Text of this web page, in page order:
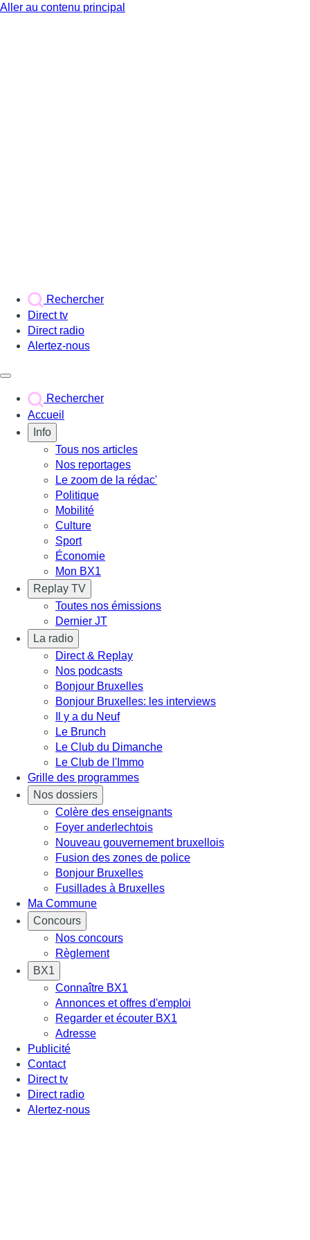
Aller au contenu principal
Rechercher
Direct tv
Direct radio
Alertez-nous
Rechercher
Accueil
Info
Tous nos articles
Nos reportages
Le zoom de la rédac'
Politique
Mobilité
Culture
Sport
Économie
Mon BX1
Replay TV
Toutes nos émissions
Dernier JT
La radio
Direct & Replay
Nos podcasts
Bonjour Bruxelles
Bonjour Bruxelles: les interviews
Il y a du Neuf
Le Brunch
Le Club du Dimanche
Le Club de l'Immo
Grille des programmes
Nos dossiers
Colère des enseignants
Foyer anderlechtois
Nouveau gouvernement bruxellois
Fusion des zones de police
Bonjour Bruxelles
Fusillades à Bruxelles
Ma Commune
Concours
Nos concours
Règlement
BX1
Connaître BX1
Annonces et offres d'emploi
Regarder et écouter BX1
Adresse
Publicité
Contact
Direct tv
Direct radio
Alertez-nous